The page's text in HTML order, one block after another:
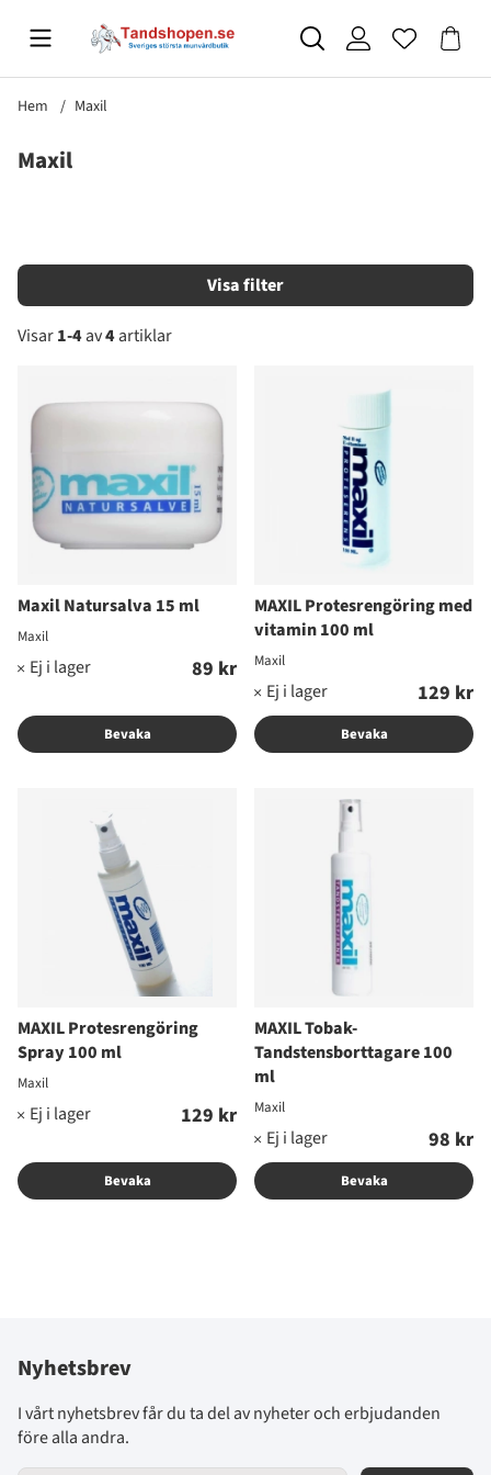
Hem Maxil
Maxil
Filtrera
Visar1-4av4artiklar
Maxil Natursalva 15 ml
Maxil
89 kr
Bevaka
MAXIL Protesrengöring med
vitamin 100 ml
Maxil
129 kr
Bevaka
MAXIL Protesrengöring
Spray 100 ml
Maxil
129 kr
Bevaka
MAXIL Tobak-
Tandstensborttagare 100
ml
Maxil
98 kr
Bevaka
Nyhetsbrev
I vårt nyhetsbrev får du ta del av nyheter och erbjudanden
före alla andra.